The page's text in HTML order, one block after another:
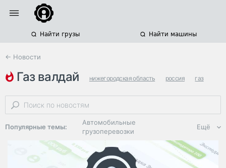
Найти грузы Найти машины
← Новости
газ валдай нижегородская область россия газ
Популярные темы:
Автомобильные
грузоперевозки
Региональная
логистика
Ещё